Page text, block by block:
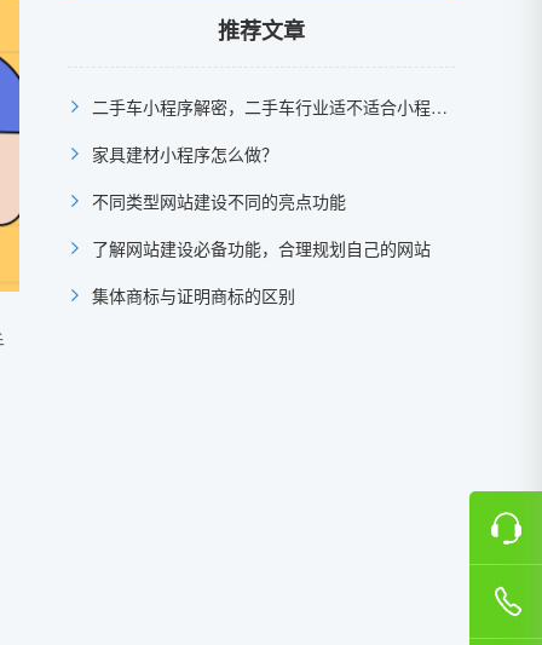
推荐文章
二手车小程序解密，二手车行业适不适合小程序？
家具建材小程序怎么做？
不同类型网站建设不同的亮点功能
了解网站建设必备功能，合理规划自己的网站
集体商标与证明商标的区别